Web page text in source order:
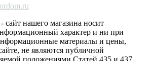
сайт нашего магазина носит
характер и ни при
материалы и цены,
не являются публичной
положениями Статей 435 и 437